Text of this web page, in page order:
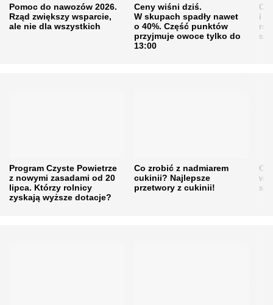
Pomoc do nawozów 2026.
Rząd zwiększy wsparcie,
ale nie dla wszystkich
Ceny wiśni dziś.
W skupach spadły nawet
o 40%. Część punktów
przyjmuje owoce tylko do
13:00
i
Program Czyste Powietrze
z nowymi zasadami od 20
lipca. Którzy rolnicy
zyskają wyższe dotacje?
Co zrobić z nadmiarem
cukinii? Najlepsze
przetwory z cukinii!
w